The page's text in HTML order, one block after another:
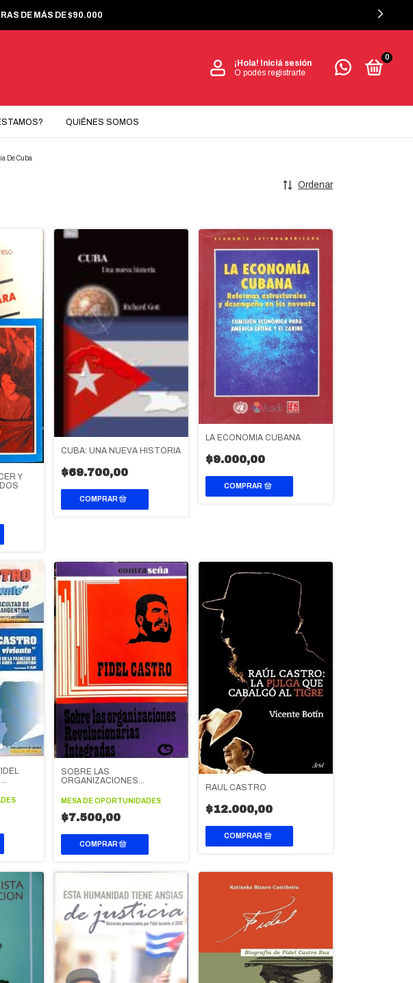
DE MÁS DE $90.000
¡Hola! Iniciá sesión
O podés registrarte
0
QUIÉNES SOMOS
De Cuba
Ordenar
Y
CUBA: UNA NUEVA HISTORIA
$69.700,00
LA ECONOMIA CUBANA
$9.000,00
SOBRE LAS
ORGANIZACIONES
INTEGRADAS
MESA DE OPORTUNIDADES
$7.500,00
RAUL CASTRO
$12.000,00